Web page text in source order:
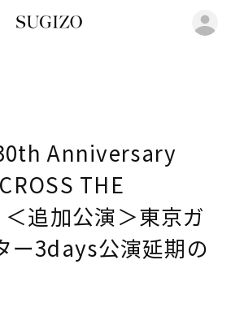
Anniversary
THE
追加公演＞東京ガ
ー3days公演延期の